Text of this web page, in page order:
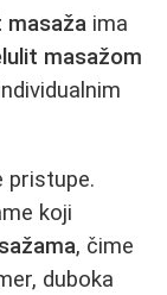
masaža ima
masažom
pristupe.
koji
, čime
duboka